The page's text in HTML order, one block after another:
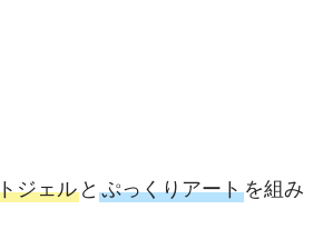
ジェルと ぷっくりアートを組み